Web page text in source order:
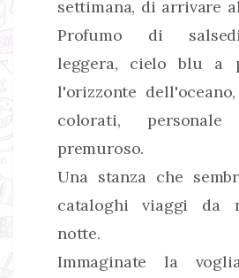
settimana, di arrivare
Profumo di
leggera, cielo blu a
l'orizzonte
colorati,
premuroso.
Una stanza che
cataloghi viaggi da
notte.
Immaginate la